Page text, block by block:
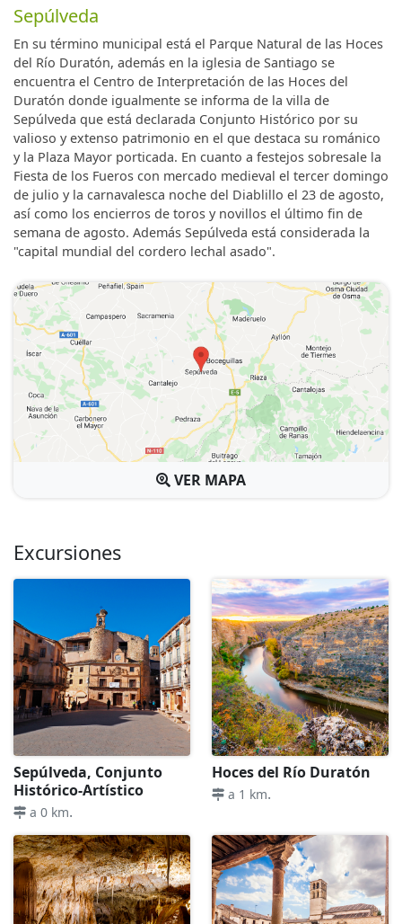
Sepúlveda
En su término municipal está el Parque Natural de las Hoces
del Río Duratón, además en la iglesia de Santiago se
encuentra el Centro de Interpretación de las Hoces del
Duratón donde igualmente se informa de la villa de
Sepúlveda que está declarada Conjunto Histórico por su
valioso y extenso patrimonio en el que destaca su románico
y la Plaza Mayor porticada. En cuanto a festejos sobresale la
Fiesta de los Fueros con mercado medieval el tercer domingo
de julio y la carnavalesca noche del Diablillo el 23 de agosto,
así como los encierros de toros y novillos el último fin de
semana de agosto. Además Sepúlveda está considerada la
"capital mundial del cordero lechal asado".
VER MAPA
Excursiones
Sepúlveda, Conjunto
Histórico-Artístico
a 0 km.
Hoces del Río Duratón
a 1 km.